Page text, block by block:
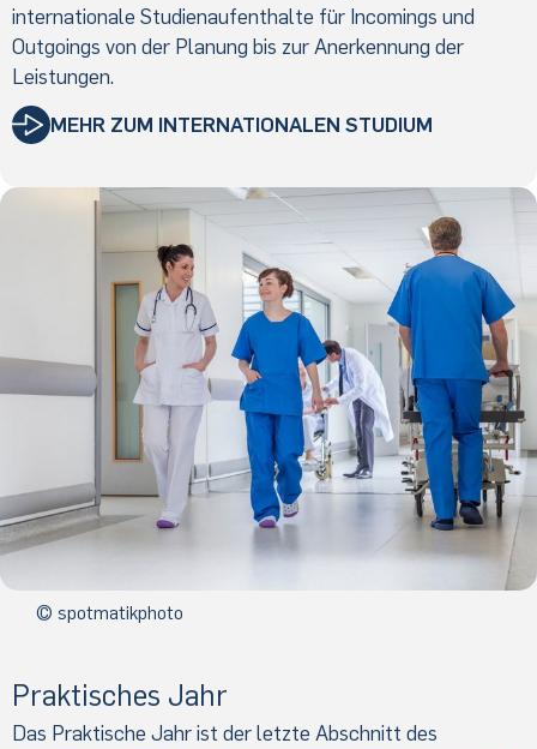
internationale Studienaufenthalte für Incomings und
Outgoings von der Planung bis zur Anerkennung der
Leistungen.
MEHR ZUM INTERNATIONALEN STUDIUM
© spotmatikphoto
Praktisches Jahr
Das Praktische Jahr ist der letzte Abschnitt des